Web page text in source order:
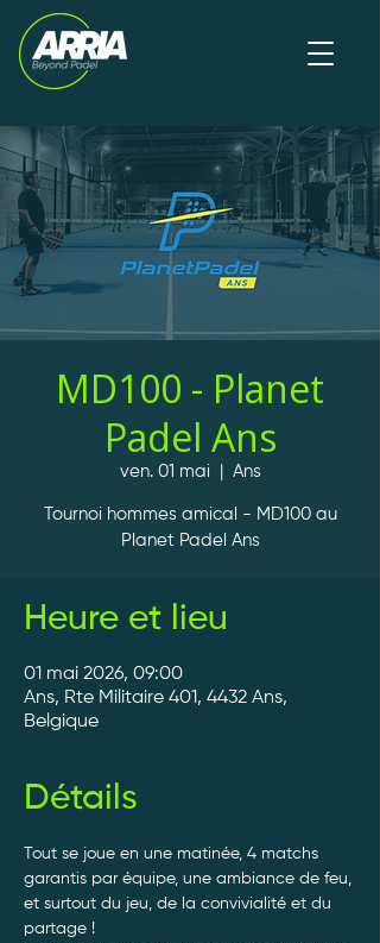
MD100 - Planet
Padel Ans
ven. 01 mai Ans
Tournoi hommes amical - MD100 au
Planet Padel Ans
Heure et lieu
01 mai 2026, 09:00
Ans, Rte Militaire 401, 4432 Ans,
Belgique
Détails
Tout se joue en une matinée, 4 matchs
garantis par équipe, une ambiance de feu,
et surtout du jeu, de la convivialité et du
partage !